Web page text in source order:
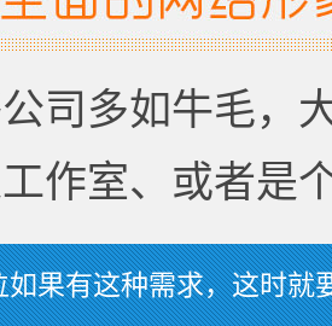
司多如牛毛，
作室、或者是
果有这种需求，这时就